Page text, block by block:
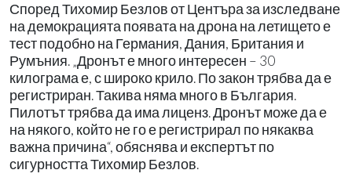
Според Тихомир Безлов от Центъра за изследване
на демокрацията появата на дрона на летището е
тест подобно на Германия, Дания, Британия и
Румъния. „Дронът е много интересен – 30
килограма е, с широко крило. По закон трябва да е
регистриран. Такива няма много в България.
Пилотът трябва да има лиценз. Дронът може да е
на някого, който не го е регистрирал по някаква
важна причина“, обяснява и експертът по
сигурността Тихомир Безлов.